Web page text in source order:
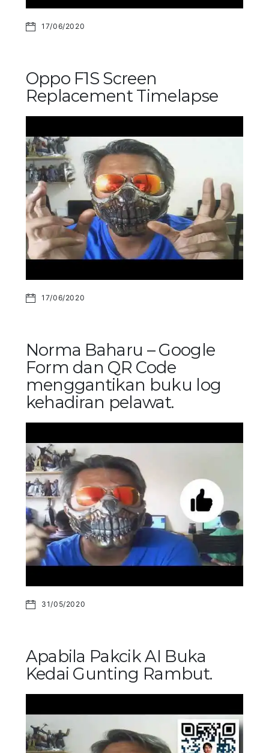
17/06/2020
Oppo F1S Screen
Replacement Timelapse
17/06/2020
Norma Baharu – Google
Form dan QR Code
menggantikan buku log
kehadiran pelawat.
31/05/2020
Apabila Pakcik AI Buka
Kedai Gunting Rambut.